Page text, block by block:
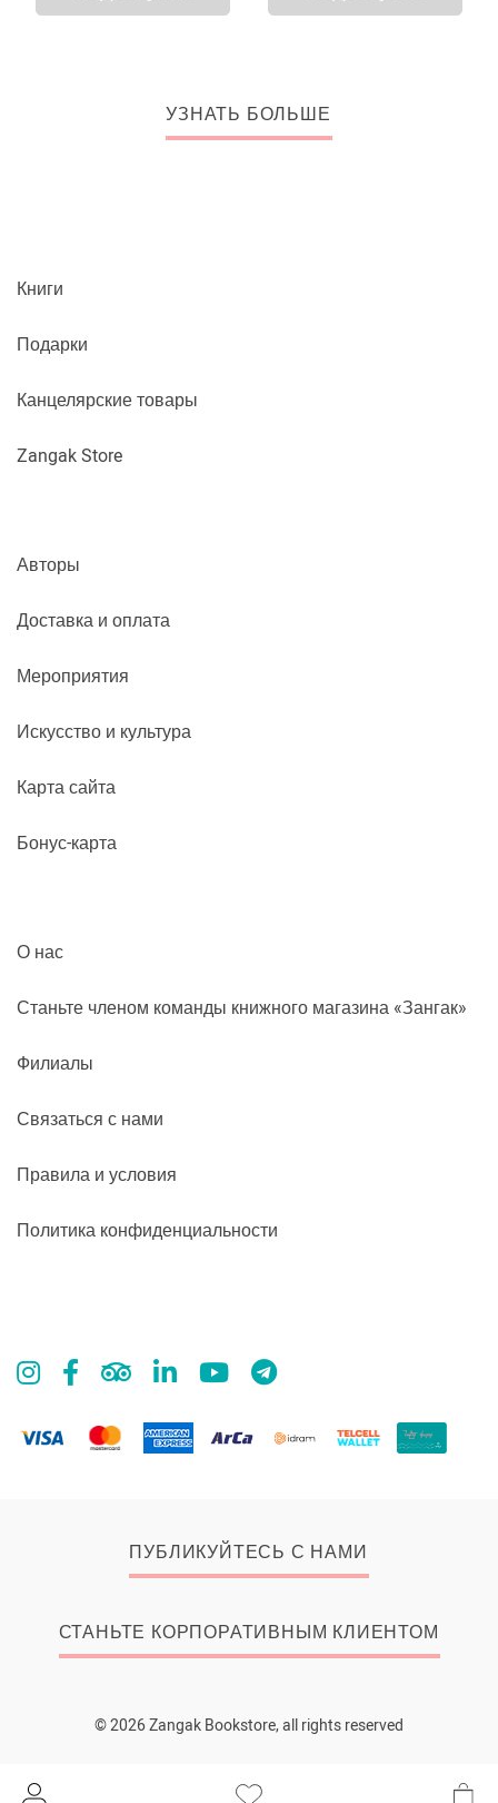
УЗНАТЬ БОЛЬШЕ
Книги
Подарки
Канцелярские товары
Zangak Store
Авторы
Доставка и оплата
Мероприятия
Искусство и культура
Карта сайта
Бонус-карта
О нас
Станьте членом команды книжного магазина «Зангак»
Филиалы
Связаться с нами
Правила и условия
Политика конфиденциальности
ПУБЛИКУЙТЕСЬ С НАМИ
СТАНЬТЕ КОРПОРАТИВНЫМ КЛИЕНТОМ
© 2026 Zangak Bookstore, all rights reserved